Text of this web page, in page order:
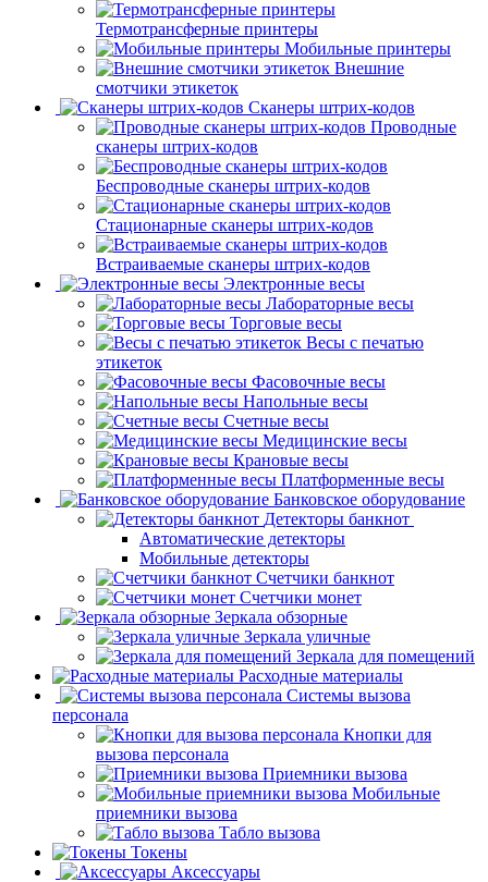
Термотрансферные принтеры
Мобильные принтеры
Внешние
смотчики этикеток
Сканеры штрих-кодов
Проводные
сканеры штрих-кодов
Беспроводные сканеры штрих-кодов
Стационарные сканеры штрих-кодов
Встраиваемые сканеры штрих-кодов
Электронные весы
Лабораторные весы
Торговые весы
Весы с печатью
этикеток
Фасовочные весы
Напольные весы
Счетные весы
Медицинские весы
Крановые весы
Платформенные весы
Банковское оборудование
Детекторы банкнот
Автоматические детекторы
Мобильные детекторы
Счетчики банкнот
Счетчики монет
Зеркала обзорные
Зеркала уличные
Зеркала для помещений
Расходные материалы
Системы вызова
персонала
Кнопки для
вызова персонала
Приемники вызова
Мобильные
приемники вызова
Табло вызова
Токены
Аксессуары